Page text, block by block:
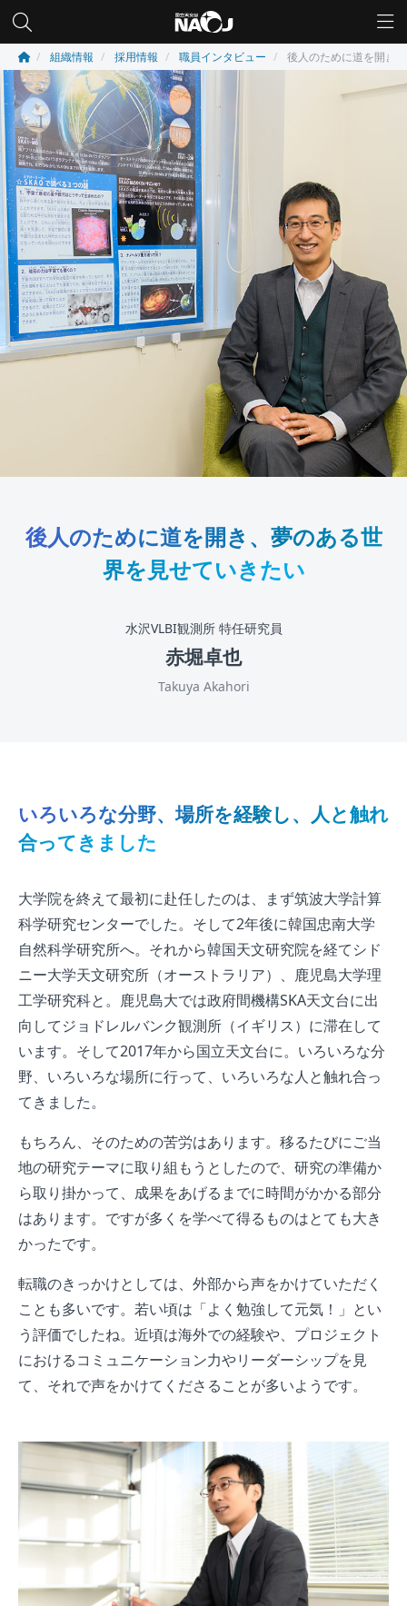
組織情報 採用情報 職員インタビュー 後人のために道を開き
後人のために道を開き、夢のある世
界を見せていきたい
水沢VLBI観測所 特任研究員
赤堀卓也
Takuya Akahori
いろいろな分野、場所を経験し、人と触れ
合ってきました
大学院を終えて最初に赴任したのは、まず筑波大学計算
科学研究センターでした。そして2年後に韓国忠南大学
自然科学研究所へ。それから韓国天文研究院を経てシド
ニー大学天文研究所（オーストラリア）、鹿児島大学理
工学研究科と。鹿児島大では政府間機構SKA天文台に出
向してジョドレルバンク観測所（イギリス）に滞在して
います。そして2017年から国立天文台に。いろいろな分
野、いろいろな場所に行って、いろいろな人と触れ合っ
てきました。
もちろん、そのための苦労はあります。移るたびにご当
地の研究テーマに取り組もうとしたので、研究の準備か
ら取り掛かって、成果をあげるまでに時間がかかる部分
はあります。ですが多くを学べて得るものはとても大き
かったです。
転職のきっかけとしては、外部から声をかけていただく
ことも多いです。若い頃は「よく勉強して元気！」とい
う評価でしたね。近頃は海外での経験や、プロジェクト
におけるコミュニケーション力やリーダーシップを見
て、それで声をかけてくださることが多いようです。